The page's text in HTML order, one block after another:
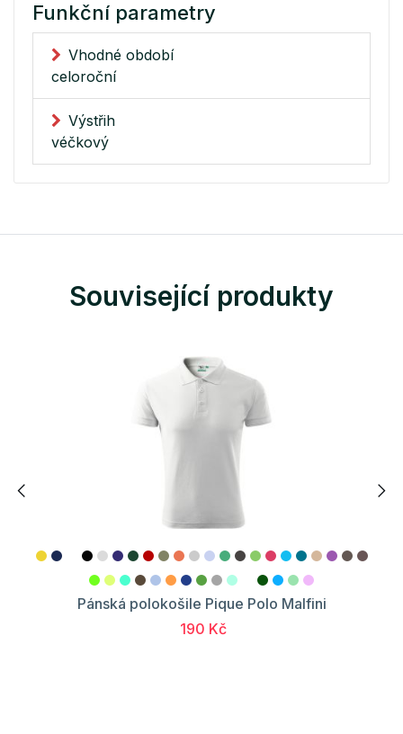
Funkční parametry
Vhodné období
celoroční
Výstřih
véčkový
Související produkty
Pánská polokošile Pique Polo Malfini
190 Kč